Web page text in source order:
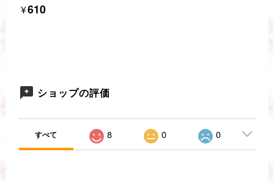
¥610
ショップの評価
すべて 8 0 0